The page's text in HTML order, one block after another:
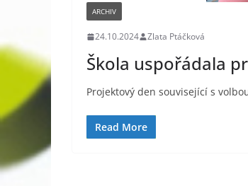
ARCHIV
24.10.2024 Zlata Ptáčková
Škola uspořádala
Projektový den související s
Read More